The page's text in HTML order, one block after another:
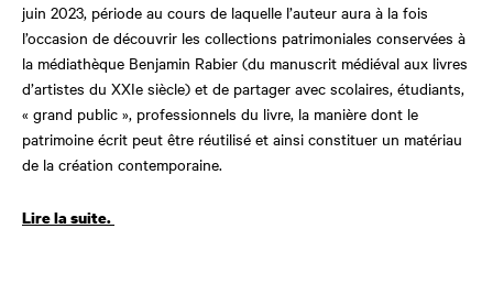
juin 2023, période au cours de laquelle l’auteur aura à la fois
l’occasion de découvrir les collections patrimoniales conservées à
la médiathèque Benjamin Rabier (du manuscrit médiéval aux livres
d’artistes du XXIe siècle) et de partager avec scolaires, étudiants,
« grand public », professionnels du livre, la manière dont le
patrimoine écrit peut être réutilisé et ainsi constituer un matériau
de la création contemporaine.
Lire la suite.